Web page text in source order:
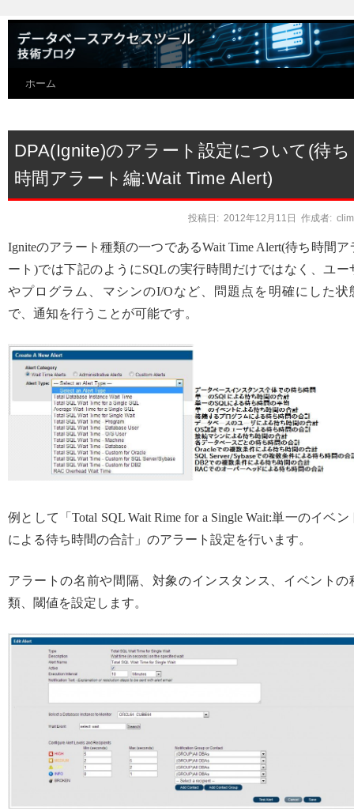
ホーム
DPA(Ignite)のアラート設定について(待ち
時間アラート編:Wait Time Alert)
投稿日: 2012年12月11日 作成者:
Igniteのアラート種類の一つであるWait Time Alert(待ち時間ア
ート)では下記のようにSQLの実行時間だけではなく、ユー
やプログラム、マシンのI/Oなど、問題点を明確にした状
で、通知を行うことが可能です。
例として「Total SQL Wait Rime for a Single Wait:単一のイベン
による待ち時間の合計」のアラート設定を行います。
アラートの名前や間隔、対象のインスタンス、イベントの
類、閾値を設定します。